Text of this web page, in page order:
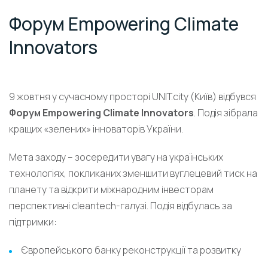
Форум Empowering Climate
Innovators
9 жовтня у сучасному просторі UNIT.city (Київ) відбувся
Форум Empowering Climate Innovators. Подія зібрала
кращих «зелених» інноваторів України.
Мета заходу – зосередити увагу на українських
технологіях, покликаних зменшити вуглецевий тиск на
планету та відкрити міжнародним інвесторам
перспективні cleantech-галузі. Подія відбулась за
підтримки:
Європейського банку реконструкції та розвитку